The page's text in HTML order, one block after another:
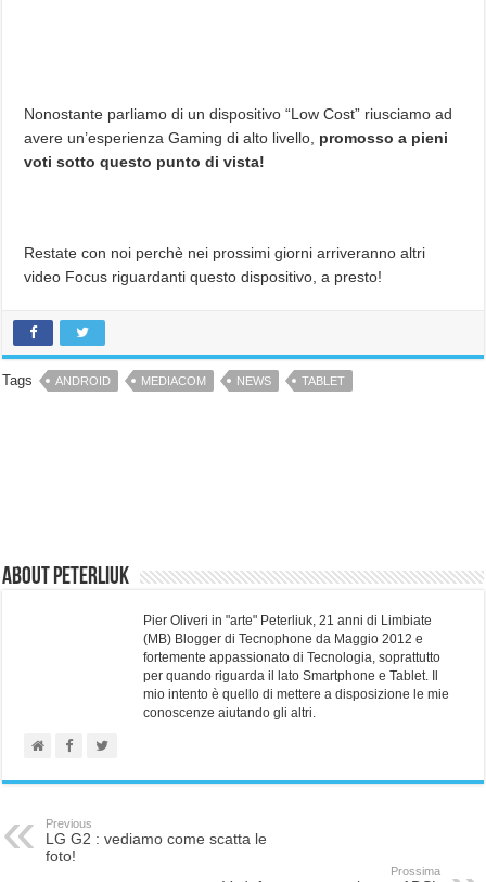
Nonostante parliamo di un dispositivo “Low Cost” riusciamo ad
avere un’esperienza Gaming di alto livello, promosso a pieni
voti sotto questo punto di vista!
Restate con noi perchè nei prossimi giorni arriveranno altri
video Focus riguardanti questo dispositivo, a presto!
Tags ANDROID MEDIACOM NEWS TABLET
About Peterliuk
Pier Oliveri in "arte" Peterliuk, 21 anni di Limbiate
(MB) Blogger di Tecnophone da Maggio 2012 e
fortemente appassionato di Tecnologia, soprattutto
per quando riguarda il lato Smartphone e Tablet. Il
mio intento è quello di mettere a disposizione le mie
conoscenze aiutando gli altri.
Previous
LG G2 : vediamo come scatta le
foto!
Prossima